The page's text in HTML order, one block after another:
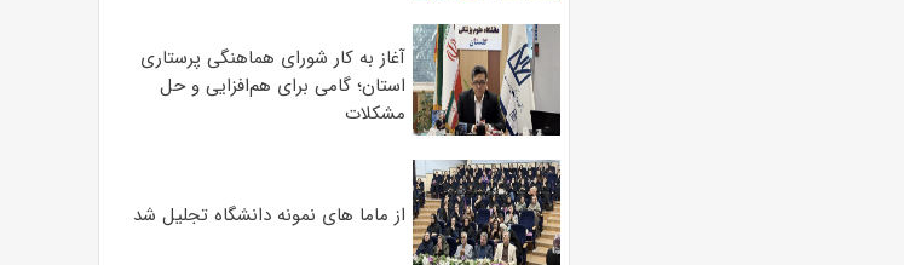
آغاز به کار شورای هماهنگی پرستاری
استان؛ گامی برای هم‌افزایی و حل
مشکلات
از ماما های نمونه دانشگاه تجلیل شد